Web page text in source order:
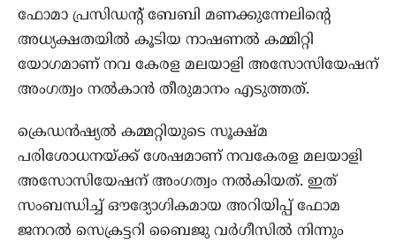
ഫോമാ പ്രസിഡൻ്റ് ബേബി മണക്കുന്നേലിന്റെ
അധ്യക്ഷതയില്‍ കൂടിയ നാഷണല്‍ കമ്മിറ്റി
യോഗമാണ് നവ കേരള മലയാളി അസോസിയേഷന്
അംഗത്വം നല്‍കാന്‍ തീരുമാനം എടുത്തത്.
ക്രെഡന്‍ഷ്യല്‍ കമ്മറ്റിയുടെ സൂക്ഷ്മ
പരിശോധനയ്ക്ക് ശേഷമാണ് നവകേരള മലയാളി
അസോസിയേഷന് അംഗത്വം നല്‍കിയത്. ഇത്
സംബന്ധിച്ച് ഔദ്യോഗികമായ അറിയിപ്പ് ഫോമ
ജനറല്‍ സെക്രട്ടറി ബൈജു വര്‍ഗീസില്‍ നിന്നും